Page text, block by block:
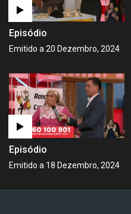
Episódio
Emitido a 20 Dezembro, 2024
Episódio
Emitido a 18 Dezembro, 2024